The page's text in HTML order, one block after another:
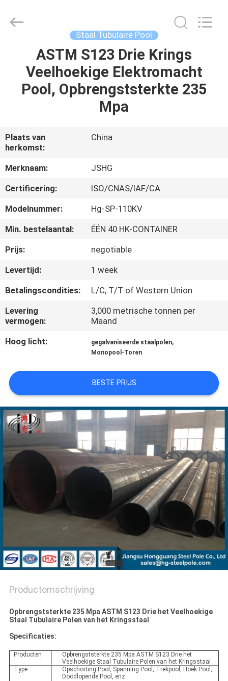
PRODUCTEN
VR-
SHOW
ONGEVEER
FABRIEKSREIS
KWALITEITSCONTROLE
CONTACTEER
ONS
NIEUWS
VERZOEK
OM EEN
CITAAT
SITEMAP
PRIVACYBELEID
co.,ltd.
Staal Tubulaire Pool
ASTM S123 Drie Krings
Veelhoekige Elektromacht
Pool, Opbrengststerkte 235
Mpa
Plaats van
herkomst:
China
Merknaam:
JSHG
Certificering:
ISO/CNAS/IAF/CA
Modelnummer:
Hg-SP-110KV
Min. bestelaantal:
ÉÉN 40 HK-CONTAINER
Prijs:
negotiable
Levertijd:
1 week
Betalingscondities:
L/C, T/T of Western Union
Levering
vermogen:
3,000 metrische tonnen per
Maand
Hoog licht:
gegalvaniseerde staalpolen,
Monopool-Toren
BESTE PRIJS
Productomschrijving
Opbrengststerkte 235 Mpa ASTM S123 Drie het Veelhoekige
Staal Tubulaire Polen van het Kringsstaal
Specificaties:
Producten
Opbrengststerkte 235 Mpa ASTM S123 Drie het
Veelhoekige Staal Tubulaire Polen van het Kringsstaal
Type
Opschorting Pool, Spanning Pool, Trekpool, Hoek Pool,
Doodlopende Pool, enz.